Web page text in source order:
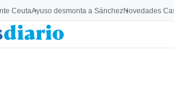
CeutaAyuso desmonta a SánchezNovedades